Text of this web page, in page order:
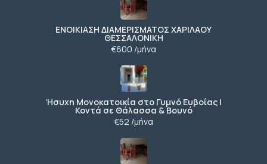
ΕΝΟΙΚΙΑΣΗ ΔΙΑΜΕΡΙΣΜΑΤΟΣ ΧΑΡΙΛΑΟΥ
ΘΕΣΣΑΛΟΝΙΚΗ
€600 /μήνα
Ήσυχη Μονοκατοικία στο Γυμνό Ευβοίας |
Κοντά σε Θάλασσα & Βουνό
€52 /μήνα